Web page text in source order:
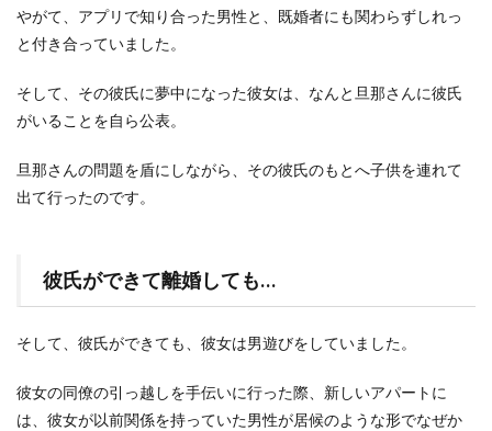
やがて、アプリで知り合った男性と、既婚者にも関わらずしれっ
と付き合っていました。
そして、その彼氏に夢中になった彼女は、なんと旦那さんに彼氏
がいることを自ら公表。
旦那さんの問題を盾にしながら、その彼氏のもとへ子供を連れて
出て行ったのです。
彼氏ができて離婚しても…
そして、彼氏ができても、彼女は男遊びをしていました。
彼女の同僚の引っ越しを手伝いに行った際、新しいアパートに
は、彼女が以前関係を持っていた男性が居候のような形でなぜか